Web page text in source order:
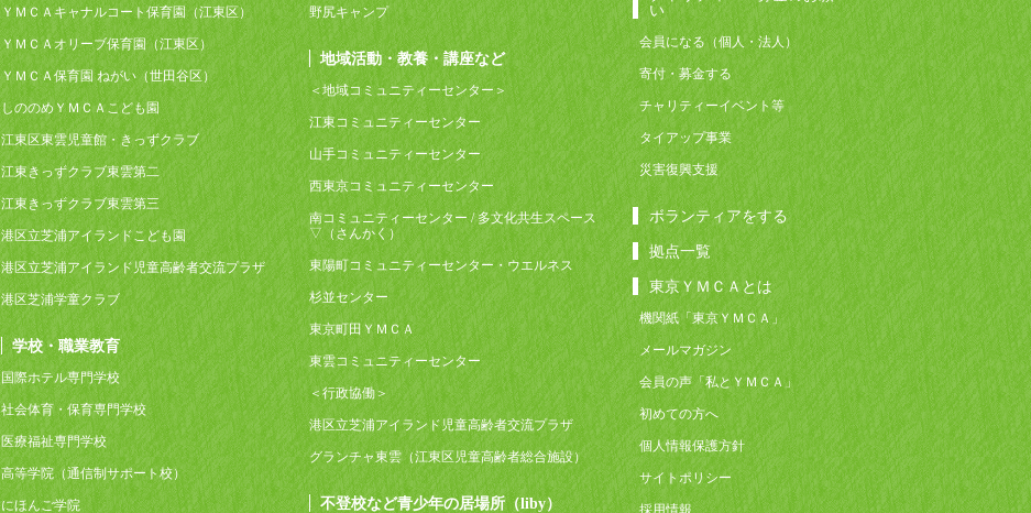
ＹＭＣＡキャナルコート保育園（江東区）
ＹＭＣＡオリーブ保育園（江東区）
ＹＭＣＡ保育園 ねがい（世田谷区）
しののめＹＭＣＡこども園
江東区東雲児童館・きっずクラブ
江東きっずクラブ東雲第二
江東きっずクラブ東雲第三
港区立芝浦アイランドこども園
港区立芝浦アイランド児童高齢者交流プラザ
港区芝浦学童クラブ
学校・職業教育
国際ホテル専門学校
社会体育・保育専門学校
医療福祉専門学校
高等学院（通信制サポート校）
にほんご学院
野尻キャンプ
地域活動・教養・講座など
＜地域コミュニティーセンター＞
江東コミュニティーセンター
山手コミュニティーセンター
西東京コミュニティーセンター
南コミュニティーセンター / 多文化共生スペース
▽（さんかく）
東陽町コミュニティーセンター・ウエルネス
杉並センター
東京町田ＹＭＣＡ
東雲コミュニティーセンター
＜行政協働＞
港区立芝浦アイランド児童高齢者交流プラザ
グランチャ東雲（江東区児童高齢者総合施設）
不登校など青少年の居場所（liby）
い
会員になる（個人・法人）
寄付・募金する
チャリティーイベント等
タイアップ事業
災害復興支援
ボランティアをする
拠点一覧
東京ＹＭＣＡとは
機関紙「東京ＹＭＣＡ」
メールマガジン
会員の声「私とＹＭＣＡ」
初めての方へ
個人情報保護方針
サイトポリシー